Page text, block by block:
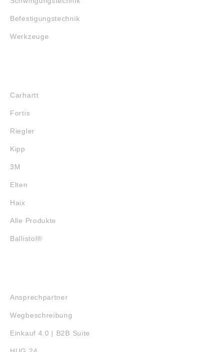
Befestigungstechnik
Werkzeuge
Carhartt
Fortis
Riegler
Kipp
3M
Elten
Haix
Alle Produkte
Ballistol®
Ansprechpartner
Wegbeschreibung
Einkauf 4.0 | B2B Suite